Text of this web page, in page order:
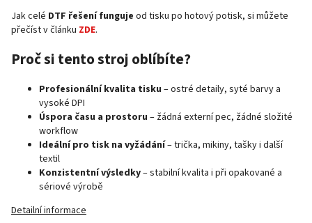
Jak celé DTF řešení funguje od tisku po hotový potisk, si můžete
přečíst v článku ZDE.
Proč si tento stroj oblíbíte?
Profesionální kvalita tisku – ostré detaily, syté barvy a
vysoké DPI
Úspora času a prostoru – žádná externí pec, žádné složité
workflow
Ideální pro tisk na vyžádání– trička, mikiny, tašky i další
textil
Konzistentní výsledky– stabilní kvalita i při opakované a
sériové výrobě
Detailní informace